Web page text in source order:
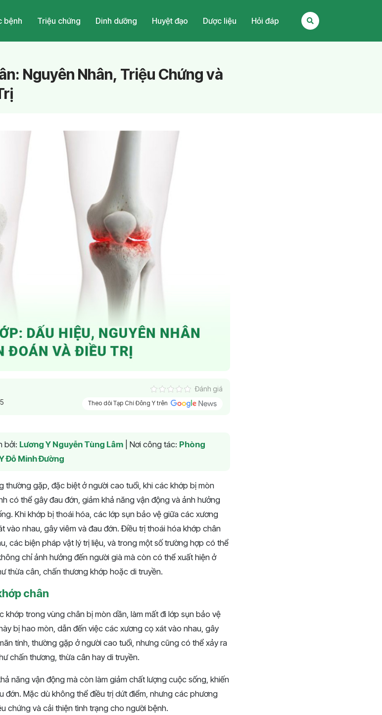
bệnh Triệu chứng Dinh dưỡng Huyệt đạo Dược liệu Hỏi đáp
Nguyên Nhân, Triệu Chứng và
Đánh giá
Theo dõi Tạp Chí Đông Y trên
bởi: Lương Y Nguyễn Tùng Lâm Nơi công tác: Phòng
Đỗ Minh Đường
thường gặp, đặc biệt ở người cao tuổi, khi các khớp bị mòn
có thể gây đau đớn, giảm khả năng vận động và ảnh hưởng
Khi khớp bị thoái hóa, các lớp sụn bảo vệ giữa các xương
vào nhau, gây viêm và đau đớn. Điều trị thoái hóa khớp chân
các biện pháp vật lý trị liệu, và trong một số trường hợp có thể
chỉ ảnh hưởng đến người già mà còn có thể xuất hiện ở
thừa cân, chấn thương khớp hoặc di truyền.
chân
khớp trong vùng chân bị mòn dần, làm mất đi lớp sụn bảo vệ
bị hao mòn, dẫn đến việc các xương cọ xát vào nhau, gây
tính, thường gặp ở người cao tuổi, nhưng cũng có thể xảy ra
chấn thương, thừa cân hay di truyền.
năng vận động mà còn làm giảm chất lượng cuộc sống, khiến
đớn. Mặc dù không thể điều trị dứt điểm, nhưng các phương
chứng và cải thiện tình trạng cho người bệnh.